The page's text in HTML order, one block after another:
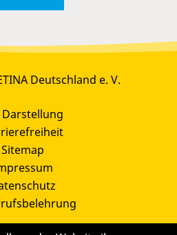
Deutschland e. V.
Darstellung
Sitemap